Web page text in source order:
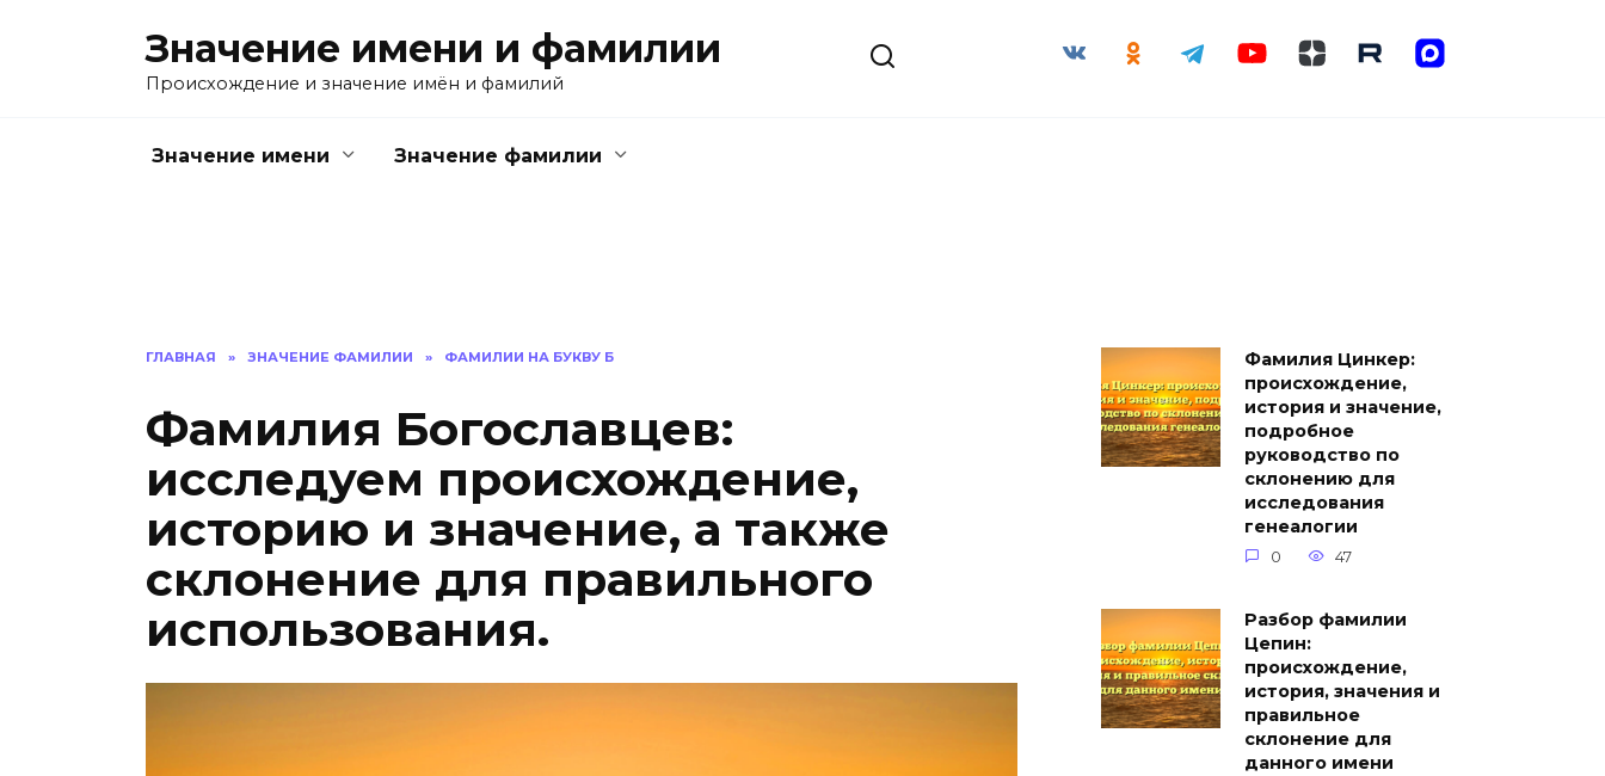
Значение имени и фамилии
Происхождение и значение имён и фамилий
Значение имени Значение фамилии
ГЛАВНАЯ » ЗНАЧЕНИЕ ФАМИЛИИ » ФАМИЛИИ НА БУКВУ Б
Фамилия Богославцев:
исследуем происхождение,
историю и значение, а также
склонение для правильного
использования.
Фамилия Цинкер:
происхождение,
история и значение,
подробное
руководство по
склонению для
исследования
генеалогии
0 47
Разбор фамилии
Цепин:
происхождение,
история, значения и
правильное
склонение для
данного имени